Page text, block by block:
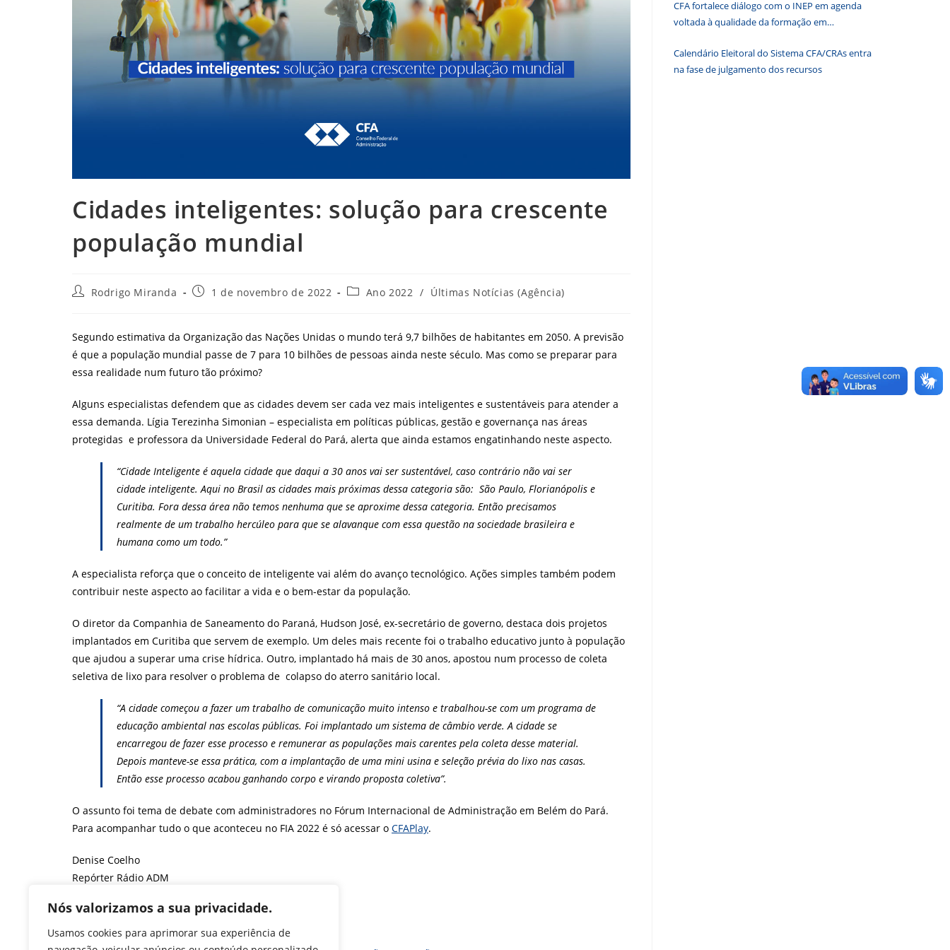
Nós valorizamos a sua privacidade.
Usamos cookies para aprimorar sua experiência de
Cidades inteligentes: solução para crescente
população mundial
AutorRodrigo Miranda
Post1 de novembro de 2022
Categoria
Ano 2022 / Últimas Notícias (Agência)
Segundo estimativa da Organização das Nações Unidas o mundo terá 9,7 bilhões de habitantes em 2050. A previsão
é que a população mundial passe de 7 para 10 bilhões de pessoas ainda neste século. Mas como se preparar para
essa realidade num futuro tão próximo?
Alguns especialistas defendem que as cidades devem ser cada vez mais inteligentes e sustentáveis para atender a
essa demanda. Lígia Terezinha Simonian – especialista em políticas públicas, gestão e governança nas áreas
protegidas e professora da Universidade Federal do Pará, alerta que ainda estamos engatinhando neste aspecto.
“Cidade Inteligente é aquela cidade que daqui a 30 anos vai ser sustentável, caso contrário não vai ser
cidade inteligente. Aqui no Brasil as cidades mais próximas dessa categoria são: São Paulo, Florianópolis e
Curitiba. Fora dessa área não temos nenhuma que se aproxime dessa categoria. Então precisamos
realmente de um trabalho hercúleo para que se alavanque com essa questão na sociedade brasileira e
humana como um todo.”
A especialista reforça que o conceito de inteligente vai além do avanço tecnológico. Ações simples também podem
contribuir neste aspecto ao facilitar a vida e o bem-estar da população.
O diretor da Companhia de Saneamento do Paraná, Hudson José, ex-secretário de governo, destaca dois projetos
implantados em Curitiba que servem de exemplo. Um deles mais recente foi o trabalho educativo junto à população
que ajudou a superar uma crise hídrica. Outro, implantado há mais de 30 anos, apostou num processo de coleta
seletiva de lixo para resolver o problema de colapso do aterro sanitário local.
“A cidade começou a fazer um trabalho de comunicação muito intenso e trabalhou-se com um programa de
educação ambiental nas escolas públicas. Foi implantado um sistema de câmbio verde. A cidade se
encarregou de fazer esse processo e remunerar as populações mais carentes pela coleta desse material.
Depois manteve-se essa prática, com a implantação de uma mini usina e seleção prévia do lixo nas casas.
Então esse processo acabou ganhando corpo e virando proposta coletiva”.
O assunto foi tema de debate com administradores no Fórum Internacional de Administração em Belém do Pará.
Para acompanhar tudo o que aconteceu no FIA 2022 é só acessar o CFAPlay.
Denise Coelho
Repórter Rádio ADM
F
a
T
w
Li
n
W
h
M
e
Pr
in
CFA fortalece diálogo com o INEP em agenda
voltada à qualidade da formação em
Calendário Eleitoral do Sistema CFA/CRAs entra
na fase de julgamento dos recursos